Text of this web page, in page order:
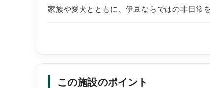
家族や愛犬とともに、伊豆ならではの非日常
この施設のポイント